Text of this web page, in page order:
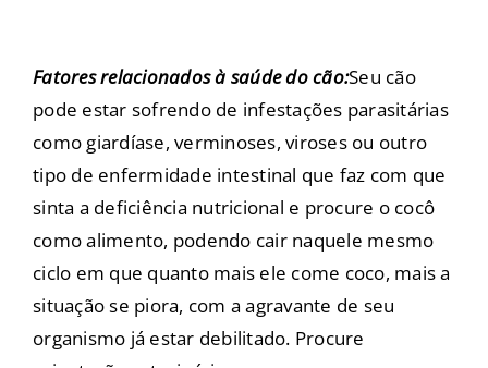
Fatores relacionados à saúde do cão:Seu cão
pode estar sofrendo de infestações parasitárias
como giardíase, verminoses, viroses ou outro
tipo de enfermidade intestinal que faz com que
sinta a deficiência nutricional e procure o cocô
como alimento, podendo cair naquele mesmo
ciclo em que quanto mais ele come coco, mais a
situação se piora, com a agravante de seu
organismo já estar debilitado. Procure